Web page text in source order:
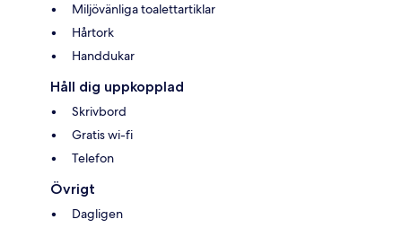
Miljövänliga toalettartiklar
Hårtork
Handdukar
Håll dig uppkopplad
Skrivbord
Gratis wi-fi
Telefon
Övrigt
Dagligen